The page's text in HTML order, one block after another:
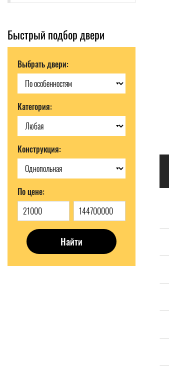
Быстрый подбор двери
Выбрать двери:
Категория:
Конструкция:
По цене:
Найти